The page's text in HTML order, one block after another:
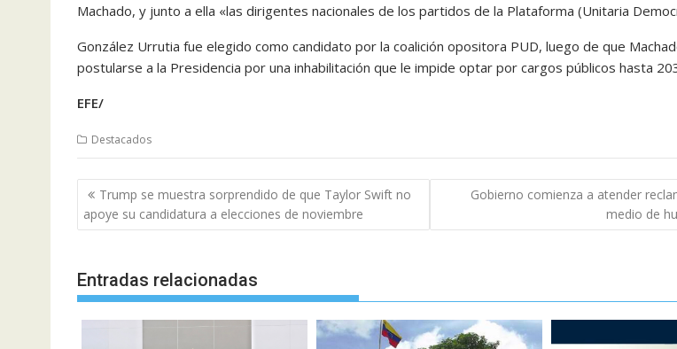
Machado, y junto a ella «las dirigentes nacionales de los partidos de la Plataforma (Unitaria
González Urrutia fue elegido como candidato por la coalición opositora PUD, luego de que
postularse a la Presidencia por una inhabilitación que le impide optar por cargos públicos hasta
EFE/
Destacados
Navegación
de
entradas
Trump se muestra sorprendido de que Taylor Swift no
apoye su candidatura a elecciones de noviembre
Gobierno comienza a atender
medio de
Entradas relacionadas